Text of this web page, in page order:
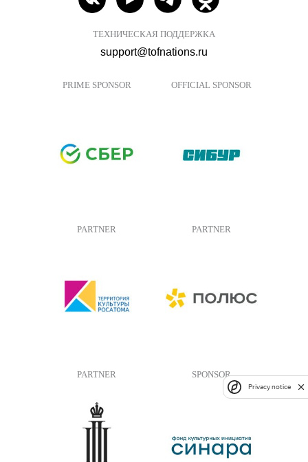
ТЕХНИЧЕСКАЯ ПОДДЕРЖКА
support@tofnations.ru
PRIME SPONSOR OFFICIAL SPONSOR
PARTNER PARTNER
PARTNER SPONSOR
Privacy notice